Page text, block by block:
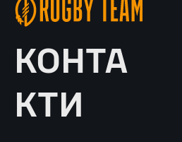
Щомісячне грошове
виплачується окремо
бойових завдань
КОНТА
КТИ